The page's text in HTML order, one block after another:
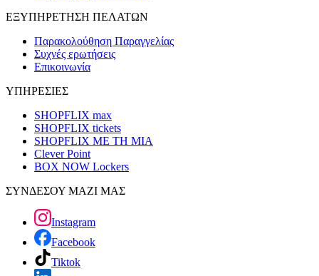
ΕΞΥΠΗΡΕΤΗΣΗ ΠΕΛΑΤΩΝ
Παρακολούθηση Παραγγελίας
Συχνές ερωτήσεις
Επικοινωνία
ΥΠΗΡΕΣΙΕΣ
SHOPFLIX max
SHOPFLIX tickets
SHOPFLIX ΜΕ ΤΗ ΜΙΑ
Clever Point
BOX NOW Lockers
ΣΥΝΔΕΣΟΥ ΜΑΖΙ ΜΑΣ
Instagram
Facebook
Tiktok